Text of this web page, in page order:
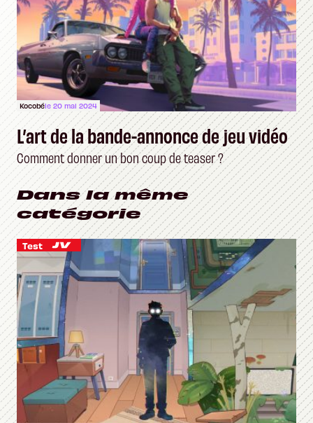
Kocobéle 20 mai 2024
L’art de la bande-annonce de jeu vidéo
Comment donner un bon coup de teaser ?
Dans la même
catégorie
Test